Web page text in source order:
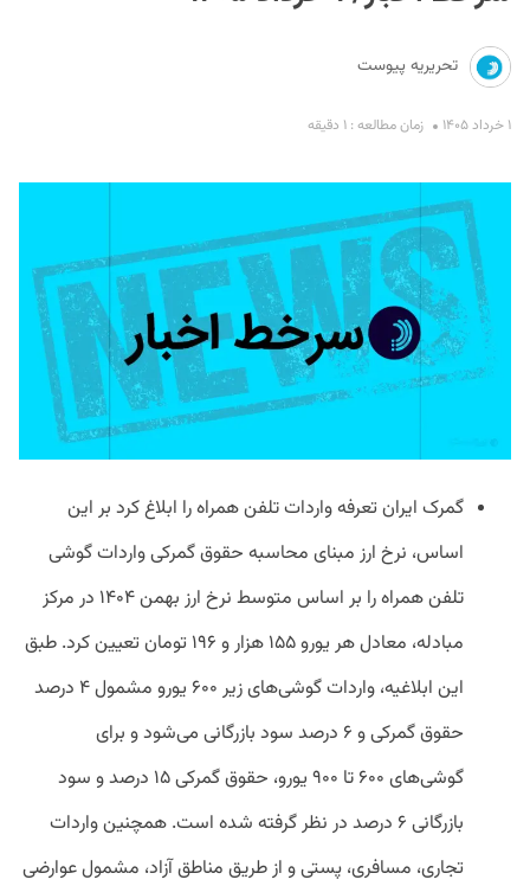
تحریریه پیوست
۱ خرداد ۱۴۰۵ زمان مطالعه : ۱ دقیقه
گمرک ایران تعرفه واردات تلفن همراه را ابلاغ کرد بر این
اساس، نرخ ارز مبنای محاسبه حقوق گمرکی واردات گوشی
تلفن همراه را بر اساس متوسط نرخ ارز بهمن ۱۴۰۴ در مرکز
مبادله، معادل هر یورو ۱۵۵ هزار و ۱۹۶ تومان تعیین کرد. طبق
این ابلاغیه، واردات گوشی‌های زیر ۶۰۰ یورو مشمول ۴ درصد
حقوق گمرکی و ۶ درصد سود بازرگانی می‌شود و برای
گوشی‌های ۶۰۰ تا ۹۰۰ یورو، حقوق گمرکی ۱۵ درصد و سود
بازرگانی ۶ درصد در نظر گرفته شده است. همچنین واردات
تجاری، مسافری، پستی و از طریق مناطق آزاد، مشمول عوارضی